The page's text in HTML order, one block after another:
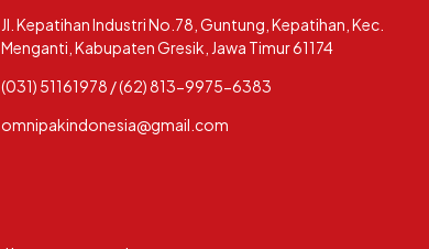
Jl. Kepatihan Industri No.78, Guntung, Kepatihan, Kec.
Menganti, Kabupaten Gresik, Jawa Timur 61174
(031) 51161978 / (62) 813-9975-6383
omnipakindonesia@gmail.com